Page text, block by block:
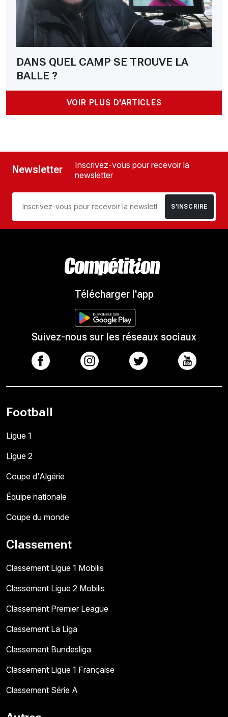
DANS QUEL CAMP SE TROUVE LA
BALLE ?
VOIR PLUS D'ARTICLES
Newsletter
Inscrivez-vous pour recevoir la
newsletter
S’INSCRIRE
Télécharger l'app
Suivez-nous sur les réseaux sociaux
Football
Ligue 1
Ligue 2
Coupe d'Algérie
Équipe nationale
Coupe du monde
Classement
Classement Ligue 1 Mobilis
Classement Ligue 2 Mobilis
Classement Premier League
Classement La Liga
Classement Bundesliga
Classement Ligue 1 Française
Classement Série A